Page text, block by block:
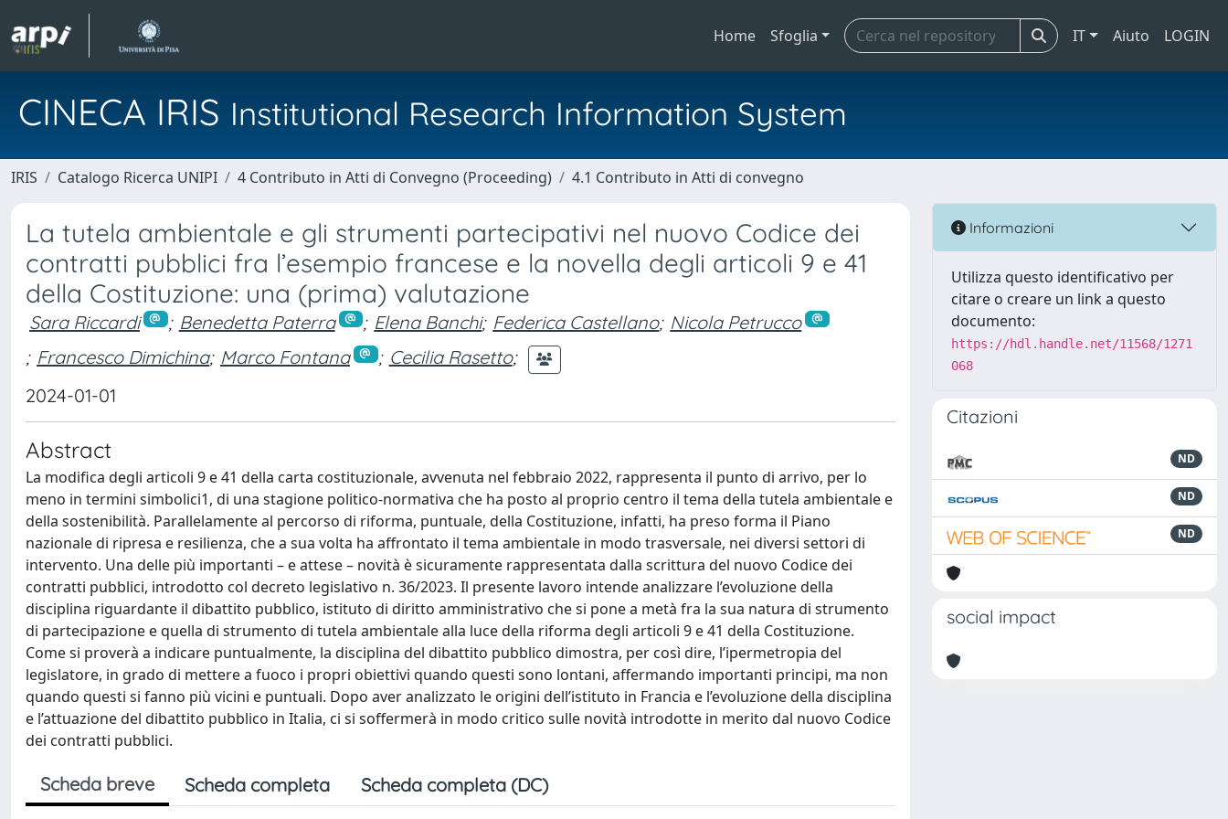
Home Sfoglia IT Aiuto LOGIN
CINECA IRIS Institutional Research Information System
IRIS Catalogo Ricerca UNIPI 4 Contributo in Atti di Convegno (Proceeding) 4.1 Contributo in Atti di convegno
La tutela ambientale e gli strumenti partecipativi nel nuovo Codice dei
contratti pubblici fra l’esempio francese e la novella degli articoli 9 e 41
della Costituzione: una (prima) valutazione
Sara Riccardi ; Benedetta Paterra ; Elena Banchi; Federica Castellano; Nicola Petrucco
; Francesco Dimichina; Marco Fontana ; Cecilia Rasetto;
2024-01-01
Abstract
La modifica degli articoli 9 e 41 della carta costituzionale, avvenuta nel febbraio 2022, rappresenta il punto di arrivo, per lo
meno in termini simbolici1, di una stagione politico-normativa che ha posto al proprio centro il tema della tutela ambientale e
della sostenibilità. Parallelamente al percorso di riforma, puntuale, della Costituzione, infatti, ha preso forma il Piano
nazionale di ripresa e resilienza, che a sua volta ha affrontato il tema ambientale in modo trasversale, nei diversi settori di
intervento. Una delle più importanti – e attese – novità è sicuramente rappresentata dalla scrittura del nuovo Codice dei
contratti pubblici, introdotto col decreto legislativo n. 36/2023. Il presente lavoro intende analizzare l’evoluzione della
disciplina riguardante il dibattito pubblico, istituto di diritto amministrativo che si pone a metà fra la sua natura di strumento
di partecipazione e quella di strumento di tutela ambientale alla luce della riforma degli articoli 9 e 41 della Costituzione.
Come si proverà a indicare puntualmente, la disciplina del dibattito pubblico dimostra, per così dire, l’ipermetropia del
legislatore, in grado di mettere a fuoco i propri obiettivi quando questi sono lontani, affermando importanti principi, ma non
quando questi si fanno più vicini e puntuali. Dopo aver analizzato le origini dell’istituto in Francia e l’evoluzione della disciplina
e l’attuazione del dibattito pubblico in Italia, ci si soffermerà in modo critico sulle novità introdotte in merito dal nuovo Codice
dei contratti pubblici.
Scheda breve Scheda completa Scheda completa (DC)
Informazioni
Utilizza questo identificativo per
citare o creare un link a questo
documento:
https://hdl.handle.net/11568/1271
068
Citazioni
ND
ND
ND
social impact